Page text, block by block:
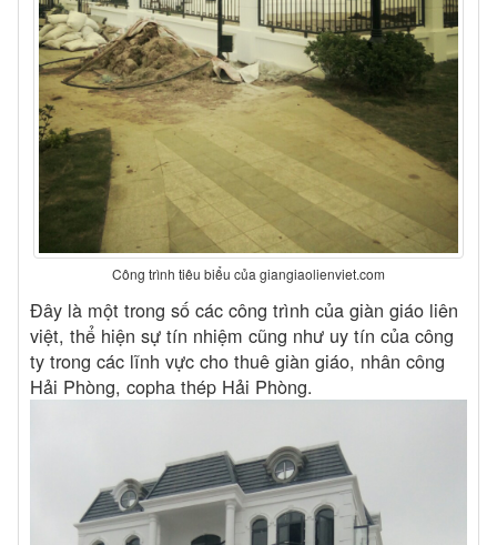
Công trình tiêu biểu của giangiaolienviet.com
Đây là một trong số các công trình của giàn giáo liên
việt, thể hiện sự tín nhiệm cũng như uy tín của công
ty trong các lĩnh vực cho thuê giàn giáo, nhân công
Hải Phòng, copha thép Hải Phòng.